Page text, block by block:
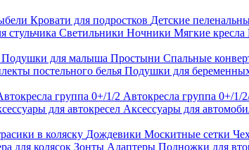
Кровати для подростков Детские
стульчика Светильники Ночники Мягкие кресла
Подушки для малыша Простыни Спальные
постельного белья Подушки для
группа 0+/1/2 Автокресла группа 0+/1/
для автокресел Аксессуары для
в коляску Дождевики Москитные сетки
для колясок Зонты Адаптеры Подножки для